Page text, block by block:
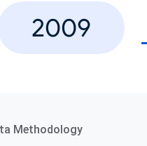
2009
Methodology